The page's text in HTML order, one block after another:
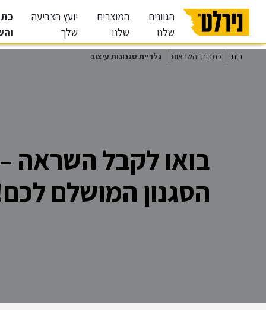
הגוונים
שלנו
המוצרים
שלנו
יועץ הצביעה
שלך
בית כתבות והשראות גלריית סגנונות עיצוב
בואו לקבל השראה
הסגנון המושלם